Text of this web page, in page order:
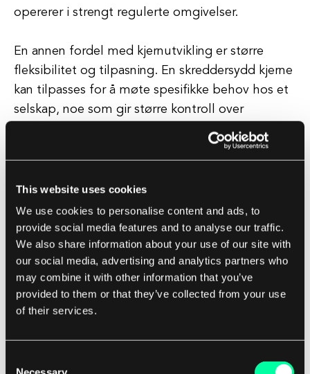
This website uses cookies
We use cookies to personalise content and ads, to
provide social media features and to analyse our traffic.
We also share information about your use of our site with
our social media, advertising and analytics partners who
may combine it with other information that you’ve
provided to them or that they’ve collected from your use
of their services.
opererer i strengt regulerte omgivelser.
En annen fordel med kjernutvikling er større
fleksibilitet og tilpasning. En skreddersydd kjerne
kan tilpasses for å møte spesifikke behov hos et
selskap, noe som gir større kontroll over
systemressurser og funksjonalitet. Dette kan
være spesielt gunstig for selskaper som krever
maskinvarekrav.
Generelt kan investering i kjernutvikling ha en
betydelig innvirkning på den samlede suksessen
til et programvareutviklingsprosjekt. Ved å
samarbeide med et team av erfarne utviklere
som forstår kompleksiteten i kjernutvikling, kan
optimalisert for ytelse, sikkerhet og fleksibilitet.